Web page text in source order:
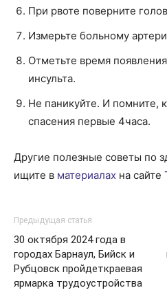
При рвоте поверните
Измерьте больному
Отметьте время
инсульта.
Не паникуйте. И помните,
спасения первые 4часа.
Другие полезные советы по
ищите в материалах на сайте
Предыдущая статья
30 октября 2024 года в
городах Барнаул, Бийск и
Рубцовск пройдеткраевая
ярмарка трудоустройства